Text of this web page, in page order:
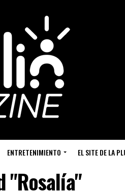
ENTRETENIMIENTO EL SITE DE LA
"Rosalía"